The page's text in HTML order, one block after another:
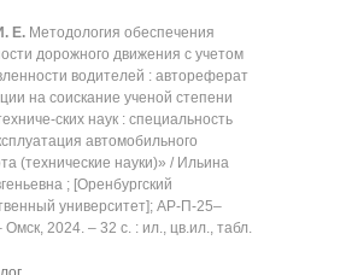
Е. Методология обеспечения
дорожного движения с учетом
водителей : автореферат
на соискание ученой степени
ских наук : специальность
автомобильного
(технические науки)» / Ильина
; [Оренбургский
университет]; АР-П-25‒
Омск, 2024. ‒ 32 с. : ил., цв.ил., табл.